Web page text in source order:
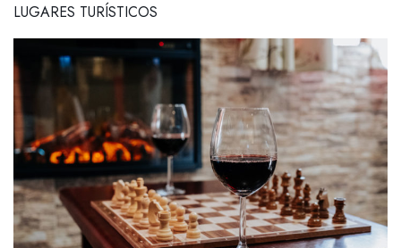
LUGARES TURÍSTICOS